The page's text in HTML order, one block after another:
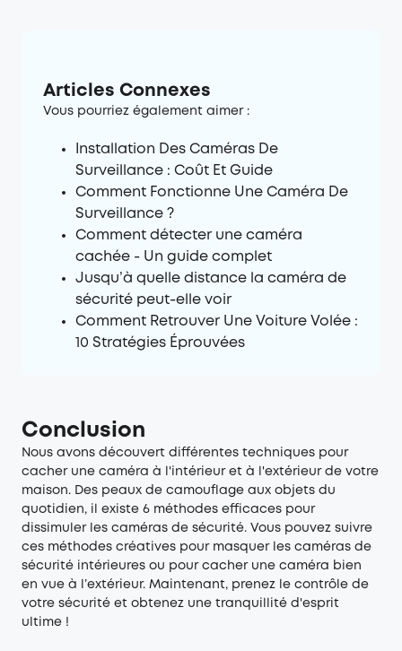
Articles Connexes
Vous pourriez également aimer :
Installation Des Caméras De
Surveillance : Coût Et Guide
Comment Fonctionne Une Caméra De
Surveillance ?
Comment détecter une caméra
cachée - Un guide complet
Jusqu’à quelle distance la caméra de
sécurité peut-elle voir
Comment Retrouver Une Voiture Volée :
10 Stratégies Éprouvées
Conclusion
Nous avons découvert différentes techniques pour
cacher une caméra à l'intérieur et à l'extérieur de votre
maison. Des peaux de camouflage aux objets du
quotidien, il existe 6 méthodes efficaces pour
dissimuler les caméras de sécurité. Vous pouvez suivre
ces méthodes créatives pour masquer les caméras de
sécurité intérieures ou pour cacher une caméra bien
en vue à l’extérieur. Maintenant, prenez le contrôle de
votre sécurité et obtenez une tranquillité d'esprit
ultime !